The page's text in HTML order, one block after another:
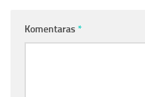
Komentaras *